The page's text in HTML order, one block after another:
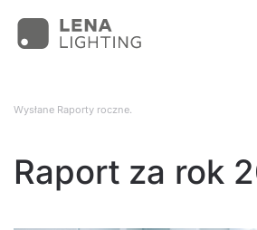
Wysłane Raporty roczne.
Raport za rok